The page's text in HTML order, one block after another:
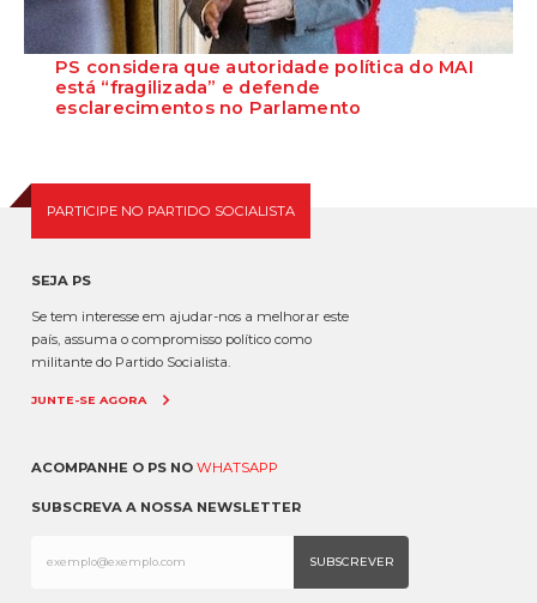
PS considera que autoridade política do MAI
está “fragilizada” e defende
esclarecimentos no Parlamento
PARTICIPE NO PARTIDO SOCIALISTA
SEJA PS
Se tem interesse em ajudar-nos a melhorar este
país, assuma o compromisso político como
militante do Partido Socialista.
JUNTE-SE AGORA
ACOMPANHE O PS NO WHATSAPP
SUBSCREVA A NOSSA NEWSLETTER